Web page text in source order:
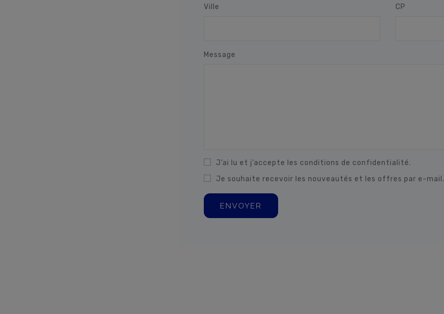
Ville CP
Message
J’ai lu et j’accepte les conditions de confidentialité.
Je souhaite recevoir les nouveautés et les offres par e-mail.